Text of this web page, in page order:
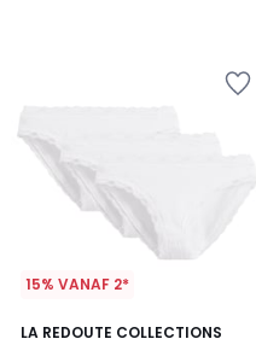
15% VANAF 2*
LA REDOUTE COLLECTIONS
3.5
3